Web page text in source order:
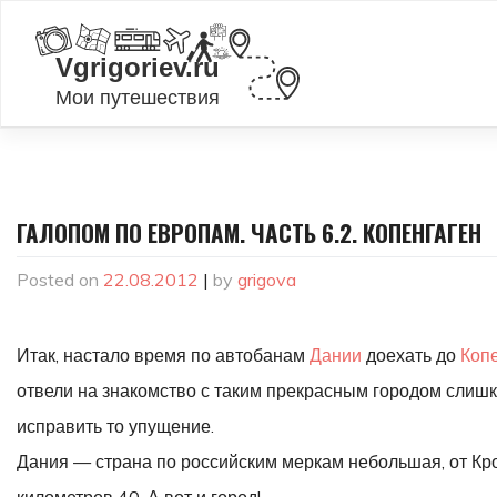
content
ГАЛОПОМ ПО ЕВРОПАМ. ЧАСТЬ 6.2. КОПЕНГАГЕН
Posted on 22.08.2012 | by grigova
Итак, настало время по автобанам Дании доехать до
отвели на знакомство с таким прекрасным городом
исправить то упущение.
Дания — страна по российским меркам небольшая, от